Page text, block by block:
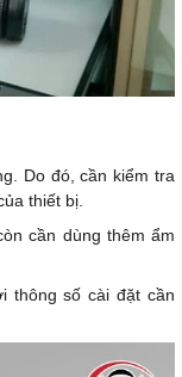
Do đó, cần kiểm tra
thiết bị.
cần dùng thêm ẩm
thông số cài đặt cần